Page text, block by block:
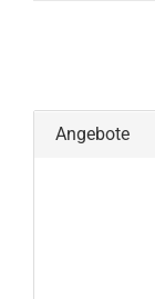
Angebote